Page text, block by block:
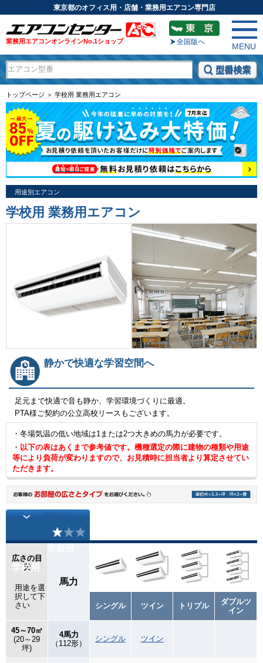
東京都のオフィス用・店舗・業務用エアコン専門店
業務用エアコンオンラインNo.1ショップ 全国版へ
MENU
トップページ ＞ 学校用 業務用エアコン
用途別エアコン
学校用 業務用エアコン
静かで快適な学習空間へ
足元まで快適で音も静か、学習環境づくりに最適。
PTA様ご契約の公立高校リースもございます。
・冬場気温の低い地域は1または2つ大きめの馬力が必要です。
・ 以下の表はあくまで参考値です。機種選定の際に建物の種類や用途
等により負荷が変わりますので、お見積時に担当者より算定させてい
ただきます。
学校用
広さの目
安
用途を選
択して下
さい
馬力
シングル ツイン トリプル
ダブルツ
イン
45～70㎡
(20～29
坪)
4馬力
（112形）
シングル ツイン